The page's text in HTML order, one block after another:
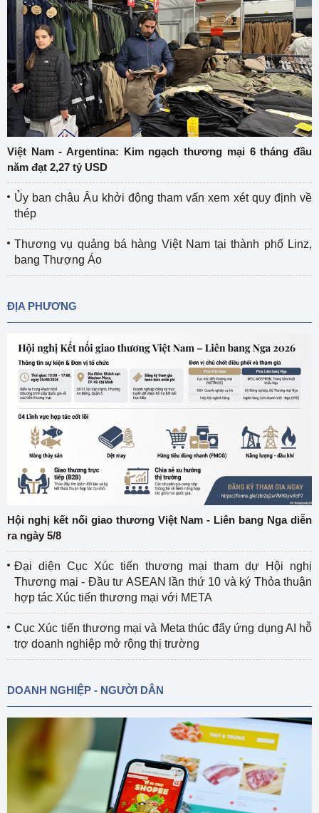
Việt Nam - Argentina: Kim ngạch thương mại 6 tháng đầu
năm đạt 2,27 tỷ USD
Ủy ban châu Âu khởi động tham vấn xem xét quy định về
thép
Thương vụ quảng bá hàng Việt Nam tại thành phố Linz,
bang Thượng Áo
ĐỊA PHƯƠNG
Hội nghị kết nối giao thương Việt Nam - Liên bang Nga diễn
ra ngày 5/8
Đại diện Cục Xúc tiến thương mại tham dự Hội nghị
Thương mại - Đầu tư ASEAN lần thứ 10 và ký Thỏa thuận
hợp tác Xúc tiến thương mại với META
Cục Xúc tiến thương mại và Meta thúc đẩy ứng dụng AI hỗ
trợ doanh nghiệp mở rộng thị trường
DOANH NGHIỆP - NGƯỜI DÂN